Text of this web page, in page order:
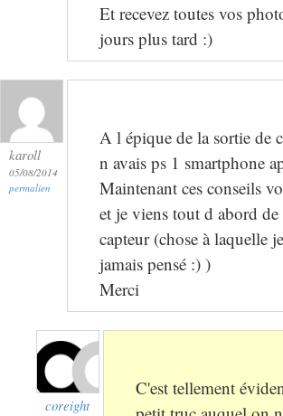
Et recevez toutes vos
jours plus tard :)
karoll
05/08/2014
permalien
A l épique de la sortie de
n avais ps 1 smartphone
Maintenant ces conseils
et je viens tout d abord de
capteur (chose à laquelle
jamais pensé :) )
Merci
coreight
C'est tellement